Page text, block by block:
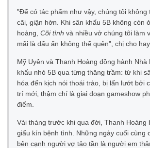
"Để có tác phẩm như vậy, chúng tôi không
cãi, giận hờn. Khi sân khấu 5B không còn
hoàng, Cõi tình và nhiều vở chúng tôi làm
mãi là dấu ấn không thể quên", chị cho hay.
Mỹ Uyên và Thanh Hoàng đồng hành Nhà
khấu nhỏ 5B qua từng thăng trầm: từ khi
hóa đến kịch nói thoái trào, bị lấn lướt bởi
trí mới, thậm chí là giai đoạn gameshow
điểm.
Vài tháng trước khi qua đời, Thanh Hoàng
giấu kín bệnh tình. Những ngày cuối cùng
bên cạnh người vợ tảo tần là người em